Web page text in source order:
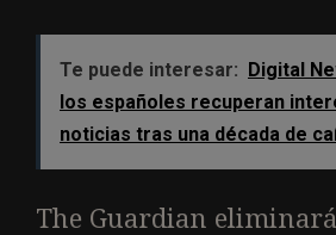
Te puede interesar: Digital
los españoles recuperan
noticias tras una década de
The Guardian